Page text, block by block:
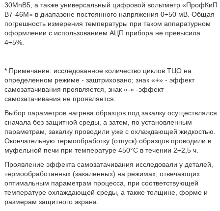
30MnB5, а также универсальный цифровой вольтметр «ПрофКиП
В7-46М» в диапазоне постоянного напряжения 0÷50 мВ. Общая
погрешность измерения температуры при таком аппаратурном
оформлении с использованием АЦП прибора не превысила
4÷5%.
* Примечание: исследованное количество циклов ТЦО на
определенном режиме - заштриховано; знак «+» - эффект
самозатачивания проявляется, знак «-» -эффект
самозатачивания не проявляется.
Выбор параметров нагрева образцов под закалку осуществлялся
сначала без защитной среды, а затем, по установленным
параметрам, закалку проводили уже с охлаждающей жидкостью.
Окончательную термообработку (отпуск) образцов проводили в
муфельной печи при температуре 450°С в течении 2÷2,5 ч.
Проявление эффекта самозатачивания исследовали у деталей,
термообработанных (закаленных) на режимах, отвечающих
оптимальным параметрам процесса, при соответствующей
температуре охлаждающей среды, а также толщине, форме и
размерам защитного экрана.